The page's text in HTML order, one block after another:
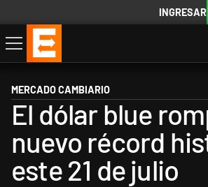
INGRESAR
Economía
Política
Internacional
Actualidad
Descargá la App
MERCADO CAMBIARIO
El dólar blue
nuevo récord
este 21 de julio